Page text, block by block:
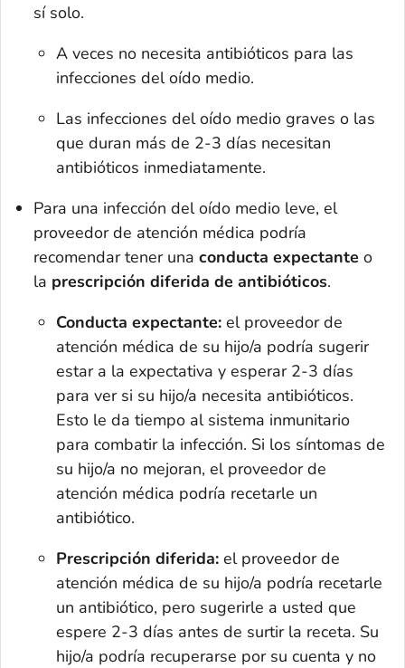
sí solo.
A veces no necesita antibióticos para las
infecciones del oído medio.
Las infecciones del oído medio graves o las
que duran más de 2-3 días necesitan
antibióticos inmediatamente.
Para una infección del oído medio leve, el
proveedor de atención médica podría
recomendar tener una conducta expectante o
la prescripción diferida de antibióticos.
Conducta expectante: el proveedor de
atención médica de su hijo/a podría sugerir
estar a la expectativa y esperar 2-3 días
para ver si su hijo/a necesita antibióticos.
Esto le da tiempo al sistema inmunitario
para combatir la infección. Si los síntomas de
su hijo/a no mejoran, el proveedor de
atención médica podría recetarle un
antibiótico.
Prescripción diferida: el proveedor de
atención médica de su hijo/a podría recetarle
un antibiótico, pero sugerirle a usted que
espere 2-3 días antes de surtir la receta. Su
hijo/a podría recuperarse por su cuenta y no